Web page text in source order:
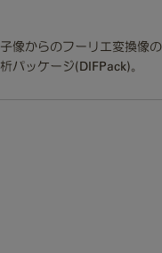
像からのフーリエ変換像の
パッケージ(DIFPack)。